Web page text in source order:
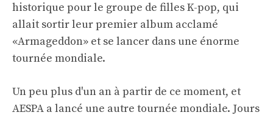
historique pour le groupe de filles K-pop, qui
allait sortir leur premier album acclamé
«Armageddon» et se lancer dans une énorme
tournée mondiale.
Un peu plus d'un an à partir de ce moment, et
AESPA a lancé une autre tournée mondiale. Jours